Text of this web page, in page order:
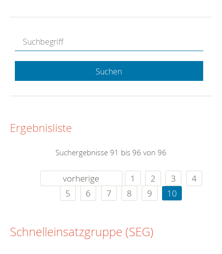
Suchen
Ergebnisliste
Suchergebnisse 91 bis 96 von 96
vorherige 1 2 3
4
5
6 7 8 9 10
Schnelleinsatzgruppe (SEG)